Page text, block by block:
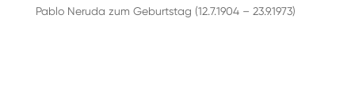
Pablo Neruda zum Geburtstag (12.7.1904 – 23.9.1973)